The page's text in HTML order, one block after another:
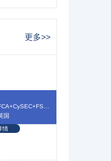
更多>>
国
情